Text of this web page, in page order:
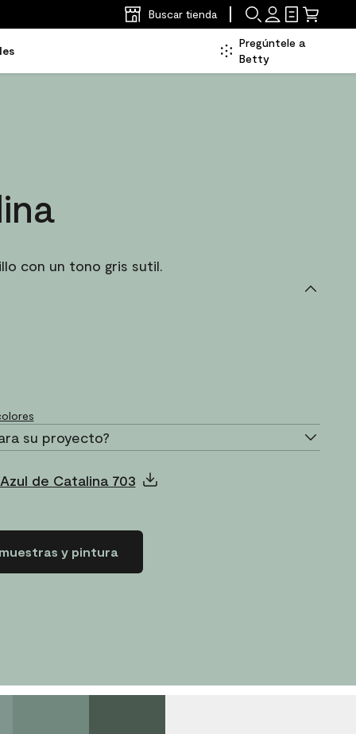
Buscar tienda
Pregúntele a
Betty
con un tono gris sutil.
su proyecto?
de Catalina 703
y pintura